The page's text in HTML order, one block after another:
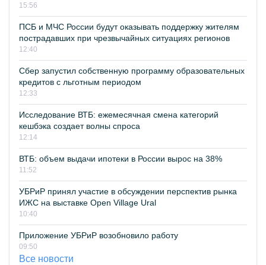
15:56
ПСБ и МЧС России будут оказывать поддержку жителям
пострадавших при чрезвычайных ситуациях регионов
12:40
Сбер запустил собственную программу образовательных
кредитов с льготным периодом
12:33
Исследование ВТБ: ежемесячная смена категорий
кешбэка создает волны спроса
12:14
ВТБ: объем выдачи ипотеки в России вырос на 38%
11:52
УБРиР принял участие в обсуждении перспектив рынка
ИЖС на выставке Open Village Ural
10:40
Приложение УБРиР возобновило работу
09:50
Все новости